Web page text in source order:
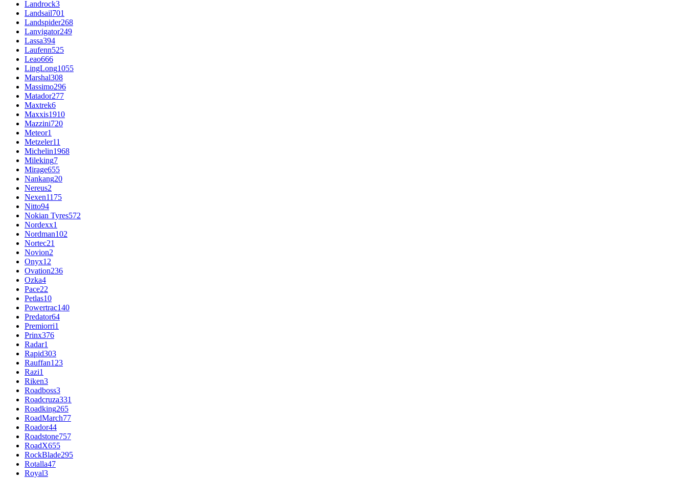
Landrock3
Landsail701
Landspider268
Lanvigator249
Lassa394
Laufenn525
Leao666
LingLong1055
Marshal308
Massimo296
Matador277
Maxtrek6
Maxxis1910
Mazzini720
Meteor1
Metzeler11
Michelin1968
Mileking7
Mirage655
Nankang20
Nereus2
Nexen1175
Nitto94
Nokian Tyres572
Nordexx1
Nordman102
Nortec21
Novion2
Onyx12
Ovation236
Ozka4
Pace22
Petlas10
Powertrac140
Predator64
Premiorri1
Prinx376
Radar1
Rapid303
Rauffan123
Razi1
Riken3
Roadboss3
Roadcruza331
Roadking265
RoadMarch77
Roador44
Roadstone757
RoadX655
RockBlade295
Rotalla47
Royal3